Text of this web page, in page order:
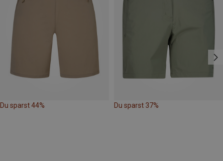
Du sparst 44% Du sparst 37%